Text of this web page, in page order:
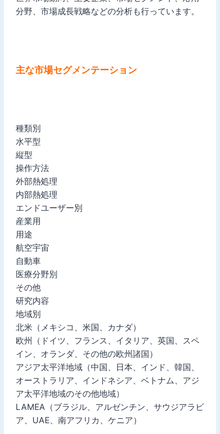
分野、市場成長戦略などの分析も行っています。
主な市場セグメンテーション
種類別
水平型
縦型
操作方法
外部熱処理
内部熱処理
エンドユーザー別
産業用
用途
航空宇宙
自動車
医療分野別
その他
研究内容
地域別
北米（メキシコ、米国、カナダ）
欧州（ドイツ、フランス、イタリア、英国、スペ
イン、オランダ、その他の欧州諸国）
アジア太平洋地域（中国、日本、インド、韓国、
オーストラリア、インドネシア、ベトナム、アジ
ア太平洋地域のその他地域）
LAMEA（ブラジル、アルゼンチン、サウジアラビ
ア、UAE、南アフリカ、ケニア）